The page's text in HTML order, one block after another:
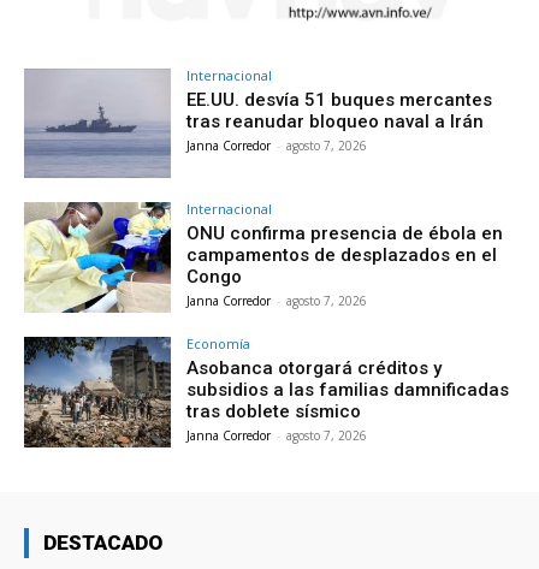
Internacional
EE.UU. desvía 51 buques mercantes
tras reanudar bloqueo naval a Irán
Janna Corredor - agosto 7, 2026
Internacional
ONU confirma presencia de ébola en
campamentos de desplazados en el
Congo
Janna Corredor - agosto 7, 2026
Economía
Asobanca otorgará créditos y
subsidios a las familias damnificadas
tras doblete sísmico
Janna Corredor - agosto 7, 2026
DESTACADO